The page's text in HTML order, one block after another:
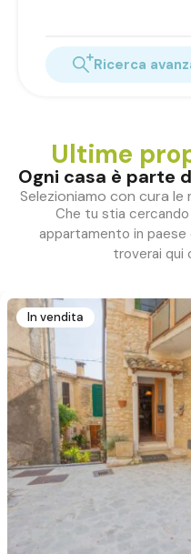
Ricerca
Ultime
Ogni casa è parte
Selezioniamo con cura
Che tu stia cercando
appartamento in
troverai qui
In vendita